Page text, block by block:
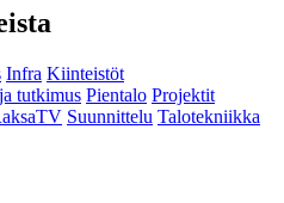
Infra Kiinteistöt
tutkimus Pientalo Projektit
Suunnittelu Talotekniikka